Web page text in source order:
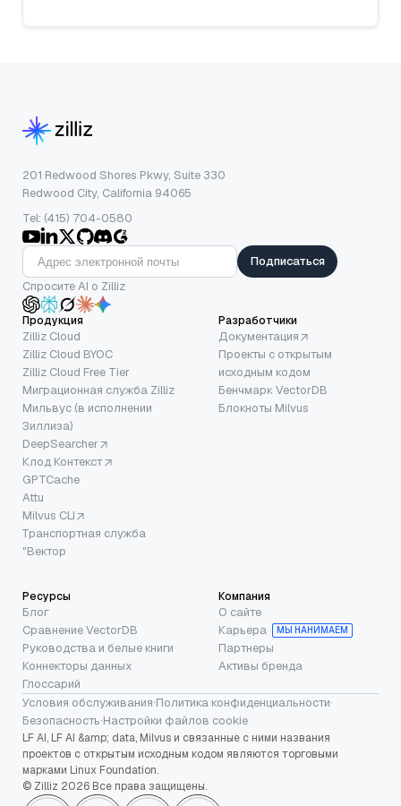
201 Redwood Shores Pkwy, Suite 330
Redwood City, California 94065
Tel: (415) 704-0580
Подписаться
Спросите AI о Zilliz
Продукция
Zilliz Cloud
Zilliz Cloud BYOC
Zilliz Cloud Free Tier
Миграционная служба Zilliz
Мильвус (в исполнении
Зиллиза)
DeepSearcher
Клод Контекст
GPTCache
Attu
Milvus CLI
Транспортная служба
"Вектор
Разработчики
Документация
Проекты с открытым
исходным кодом
Бенчмарк VectorDB
Блокноты Milvus
Ресурсы
Блог
Сравнение VectorDB
Руководства и белые книги
Коннекторы данных
Глоссарий
Компания
О сайте
Карьера
МЫ НАНИМАЕМ
Партнеры
Активы бренда
Условия обслуживания·Политика конфиденциальности·
Безопасность·Настройки файлов cookie
LF AI, LF AI &amp; data, Milvus и связанные с ними названия
проектов с открытым исходным кодом являются торговыми
марками Linux Foundation.
© Zilliz 2026 Все права защищены.